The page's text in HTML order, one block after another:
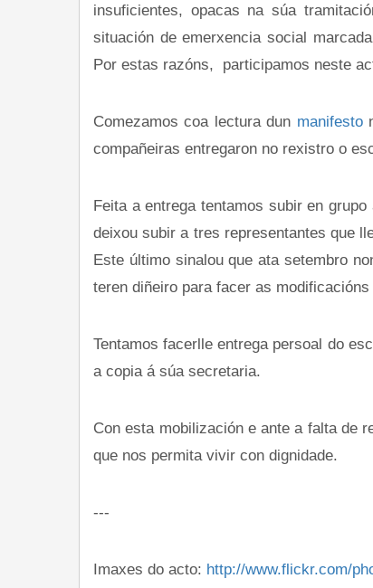
insuficientes, opacas na súa
situación de emerxencia social
Por estas razóns, participamos neste
Comezamos coa lectura dun manifesto
compañeiras entregaron no rexistro o
Feita a entrega tentamos subir en
deixou subir a tres representantes que
Este último sinalou que ata setembro
teren diñeiro para facer as
Tentamos facerlle entrega persoal do
a copia á súa secretaria.
Con esta mobilización e ante a falta de
que nos permita vivir con dignidade.
---
Imaxes do acto: http://www.flickr.com/